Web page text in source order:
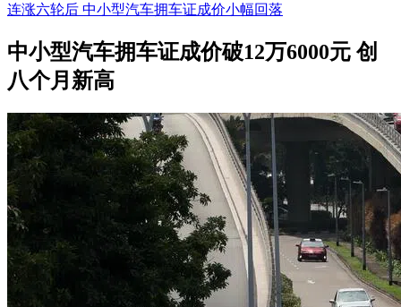
连涨六轮后 中小型汽车拥车证成价小幅回落
中小型汽车拥车证成价破12万6000元 创
八个月新高